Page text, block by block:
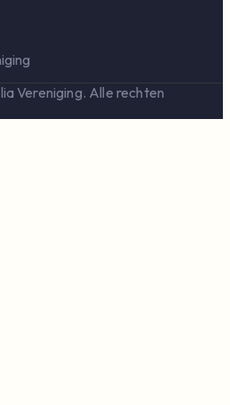
Vereniging. Alle rechten